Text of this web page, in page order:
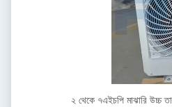
২ থেকে ৭এইচপি মাঝারি উচ্চ